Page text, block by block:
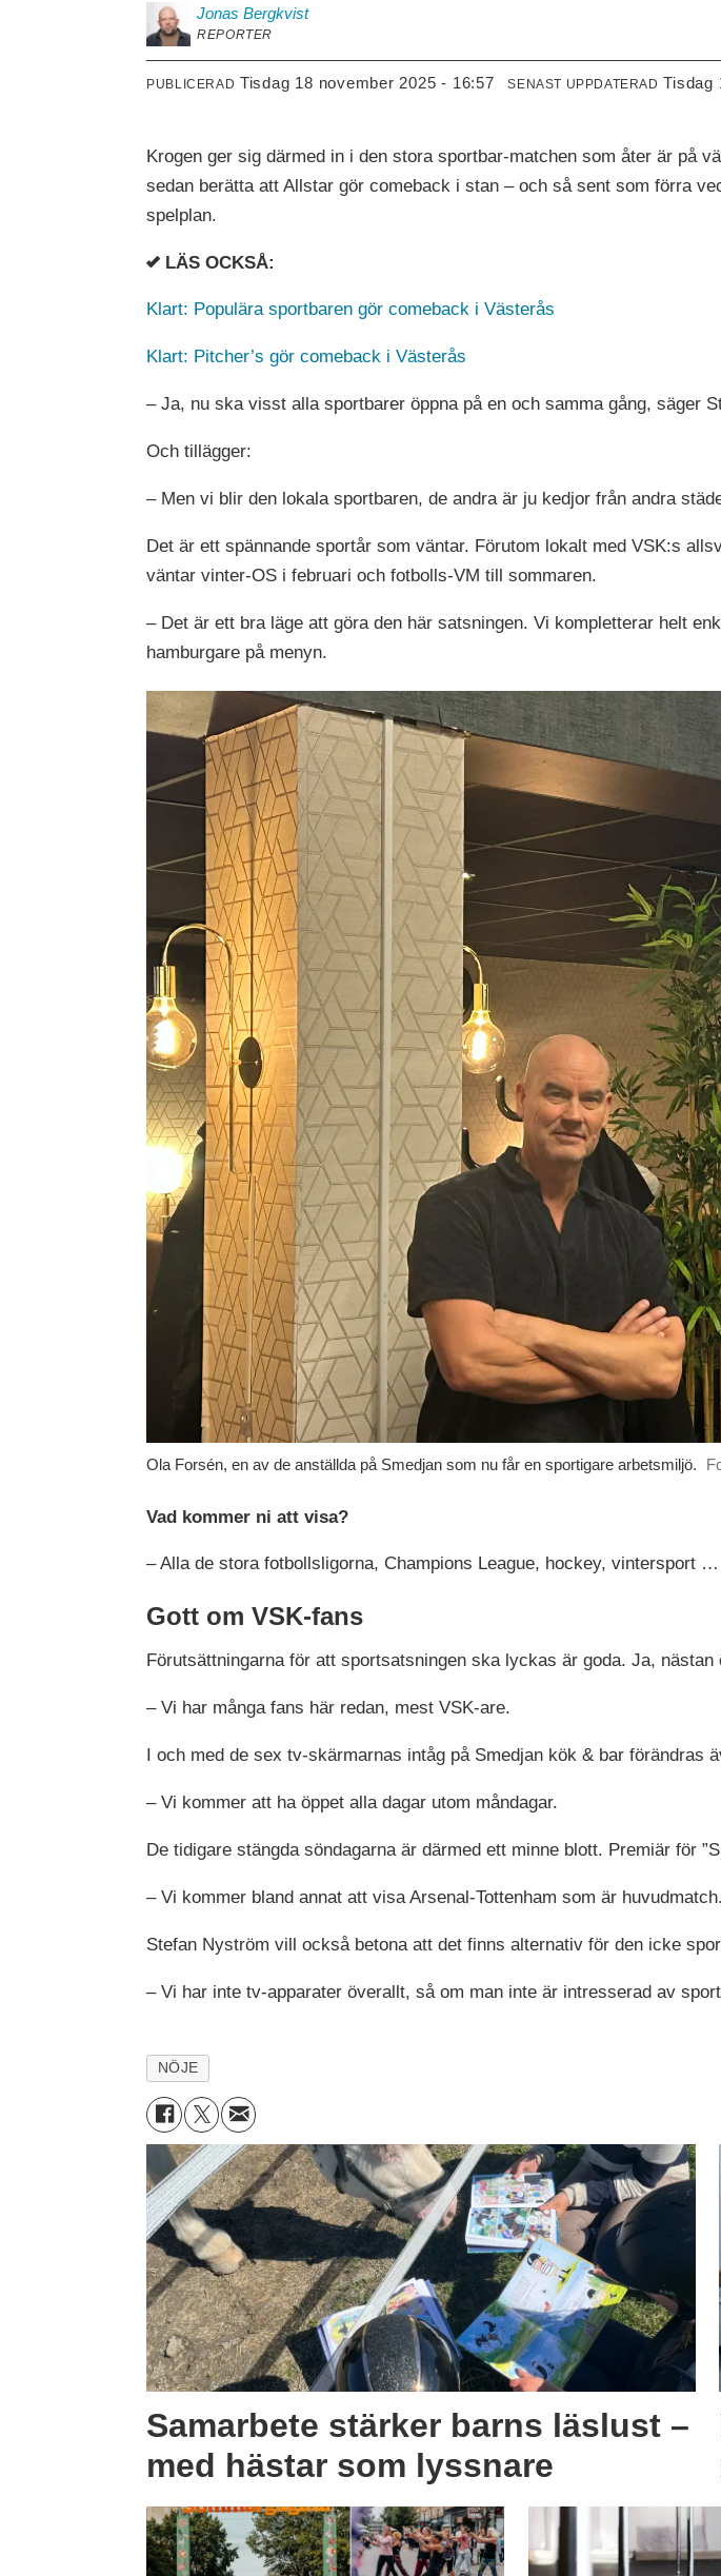
Jonas Bergkvist
REPORTER
PUBLICERAD tisdag 18 november 2025 - 16:57 SENAST UPPDATERAD
Krogen ger sig därmed in i den stora sportbar-matchen som åter är på
sedan berätta att Allstar gör comeback i stan – och så sent som förra
spelplan.
LÄS OCKSÅ:
Klart: Populära sportbaren gör comeback i Västerås
Klart: Pitcher’s gör comeback i Västerås
– Ja, nu ska visst alla sportbarer öppna på en och samma gång, säger
Och tillägger:
– Men vi blir den lokala sportbaren, de andra är ju kedjor från andra
Det är ett spännande sportår som väntar. Förutom lokalt med VSK:s
väntar vinter-OS i februari och fotbolls-VM till sommaren.
– Det är ett bra läge att göra den här satsningen. Vi kompletterar helt
hamburgare på menyn.
Ola Forsén, en av de anställda på Smedjan som nu får en sportigare arbetsmiljö.
Vad kommer ni att visa?
– Alla de stora fotbollsligorna, Champions League, hockey, vintersport
Gott om VSK-fans
Förutsättningarna för att sportsatsningen ska lyckas är goda. Ja, nästan
– Vi har många fans här redan, mest VSK-are.
I och med de sex tv-skärmarnas intåg på Smedjan kök & bar förändras
– Vi kommer att ha öppet alla dagar utom måndagar.
De tidigare stängda söndagarna är därmed ett minne blott. Premiär för
– Vi kommer bland annat att visa Arsenal-Tottenham som är huvudmatch.
Stefan Nyström vill också betona att det finns alternativ för den icke
– Vi har inte tv-apparater överallt, så om man inte är intresserad av
NÖJE
Samarbete stärker barns läslust –
med hästar som lyssnare